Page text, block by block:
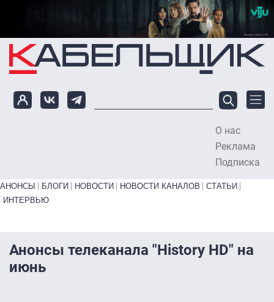
Перейти к основному содержанию
О нас
Реклама
Подписка
Primary links bottom
АНОНСЫ БЛОГИ НОВОСТИ НОВОСТИ КАНАЛОВ
СТАТЬИ
ИНТЕРВЬЮ
Анонсы телеканала "History HD" на
июнь